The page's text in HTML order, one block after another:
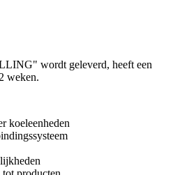
wordt geleverd, heeft een
weken.
koeleenheden